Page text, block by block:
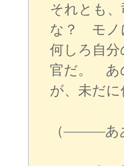
それとも
な？ モノ
何しろ自
官だ。 あ
が、未だに
（―――あ